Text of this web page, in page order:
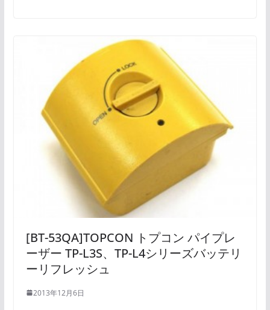
[BT-53QA]TOPCON トプコン パイプレ
ーザー TP-L3S、TP-L4シリーズバッテリ
ーリフレッシュ
2013年12月6日